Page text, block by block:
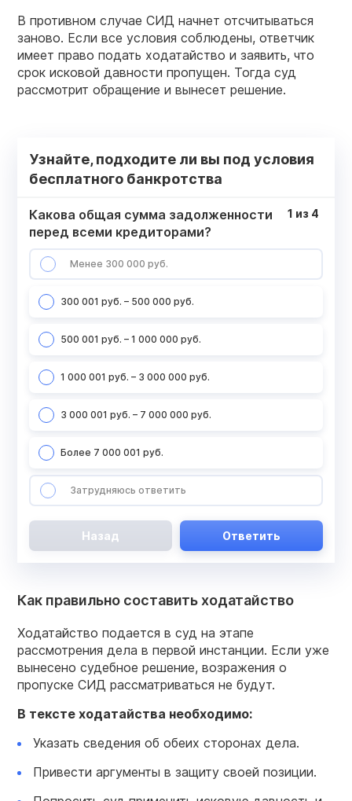
В противном случае СИД начнет отсчитываться
заново. Если все условия соблюдены, ответчик
имеет право подать ходатайство и заявить, что
срок исковой давности пропущен. Тогда суд
рассмотрит обращение и вынесет решение.
Узнайте, подходите ли вы под условия
бесплатного банкротства
Какова общая сумма задолженности
перед всеми кредиторами?
Менее 300 000 руб.
300 001 руб. – 500 000 руб.
500 001 руб. – 1 000 000 руб.
1 000 001 руб. – 3 000 000 руб.
3 000 001 руб. – 7 000 000 руб.
Более 7 000 001 руб.
Затрудняюсь ответить
1 из 4
Назад Ответить
Как правильно составить ходатайство
Ходатайство подается в суд на этапе
рассмотрения дела в первой инстанции. Если уже
вынесено судебное решение, возражения о
пропуске СИД рассматриваться не будут.
В тексте ходатайства необходимо:
Указать сведения об обеих сторонах дела.
Привести аргументы в защиту своей позиции.